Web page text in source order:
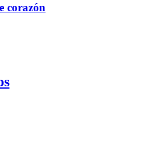
corazón